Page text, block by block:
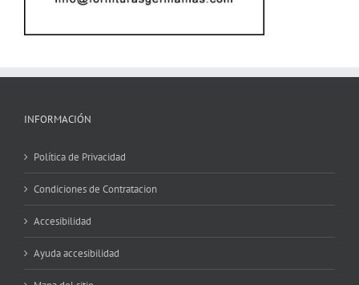
INFORMACIÓN
Política de Privacidad
Condiciones de Contratacion
Accesibilidad
Ayuda accesibilidad